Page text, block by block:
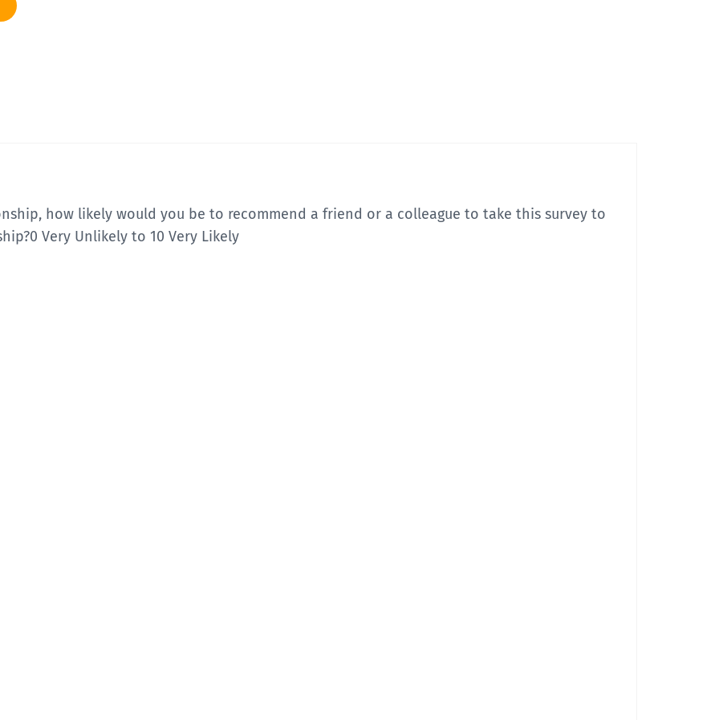
how likely would you be to recommend a friend or a colleague to take this survey to
0 Very Unlikely to 10 Very Likely